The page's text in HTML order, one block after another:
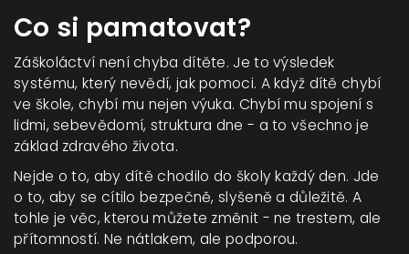
Co si pamatovat?
Záškoláctví není chyba dítěte. Je to výsledek
systému, který nevědí, jak pomoci. A když dítě chybí
ve škole, chybí mu nejen výuka. Chybí mu spojení s
lidmi, sebevědomí, struktura dne - a to všechno je
základ zdravého života.
Nejde o to, aby dítě chodilo do školy každý den. Jde
o to, aby se cítilo bezpečně, slyšeně a důležitě. A
tohle je věc, kterou můžete změnit - ne trestem, ale
přítomností. Ne nátlakem, ale podporou.